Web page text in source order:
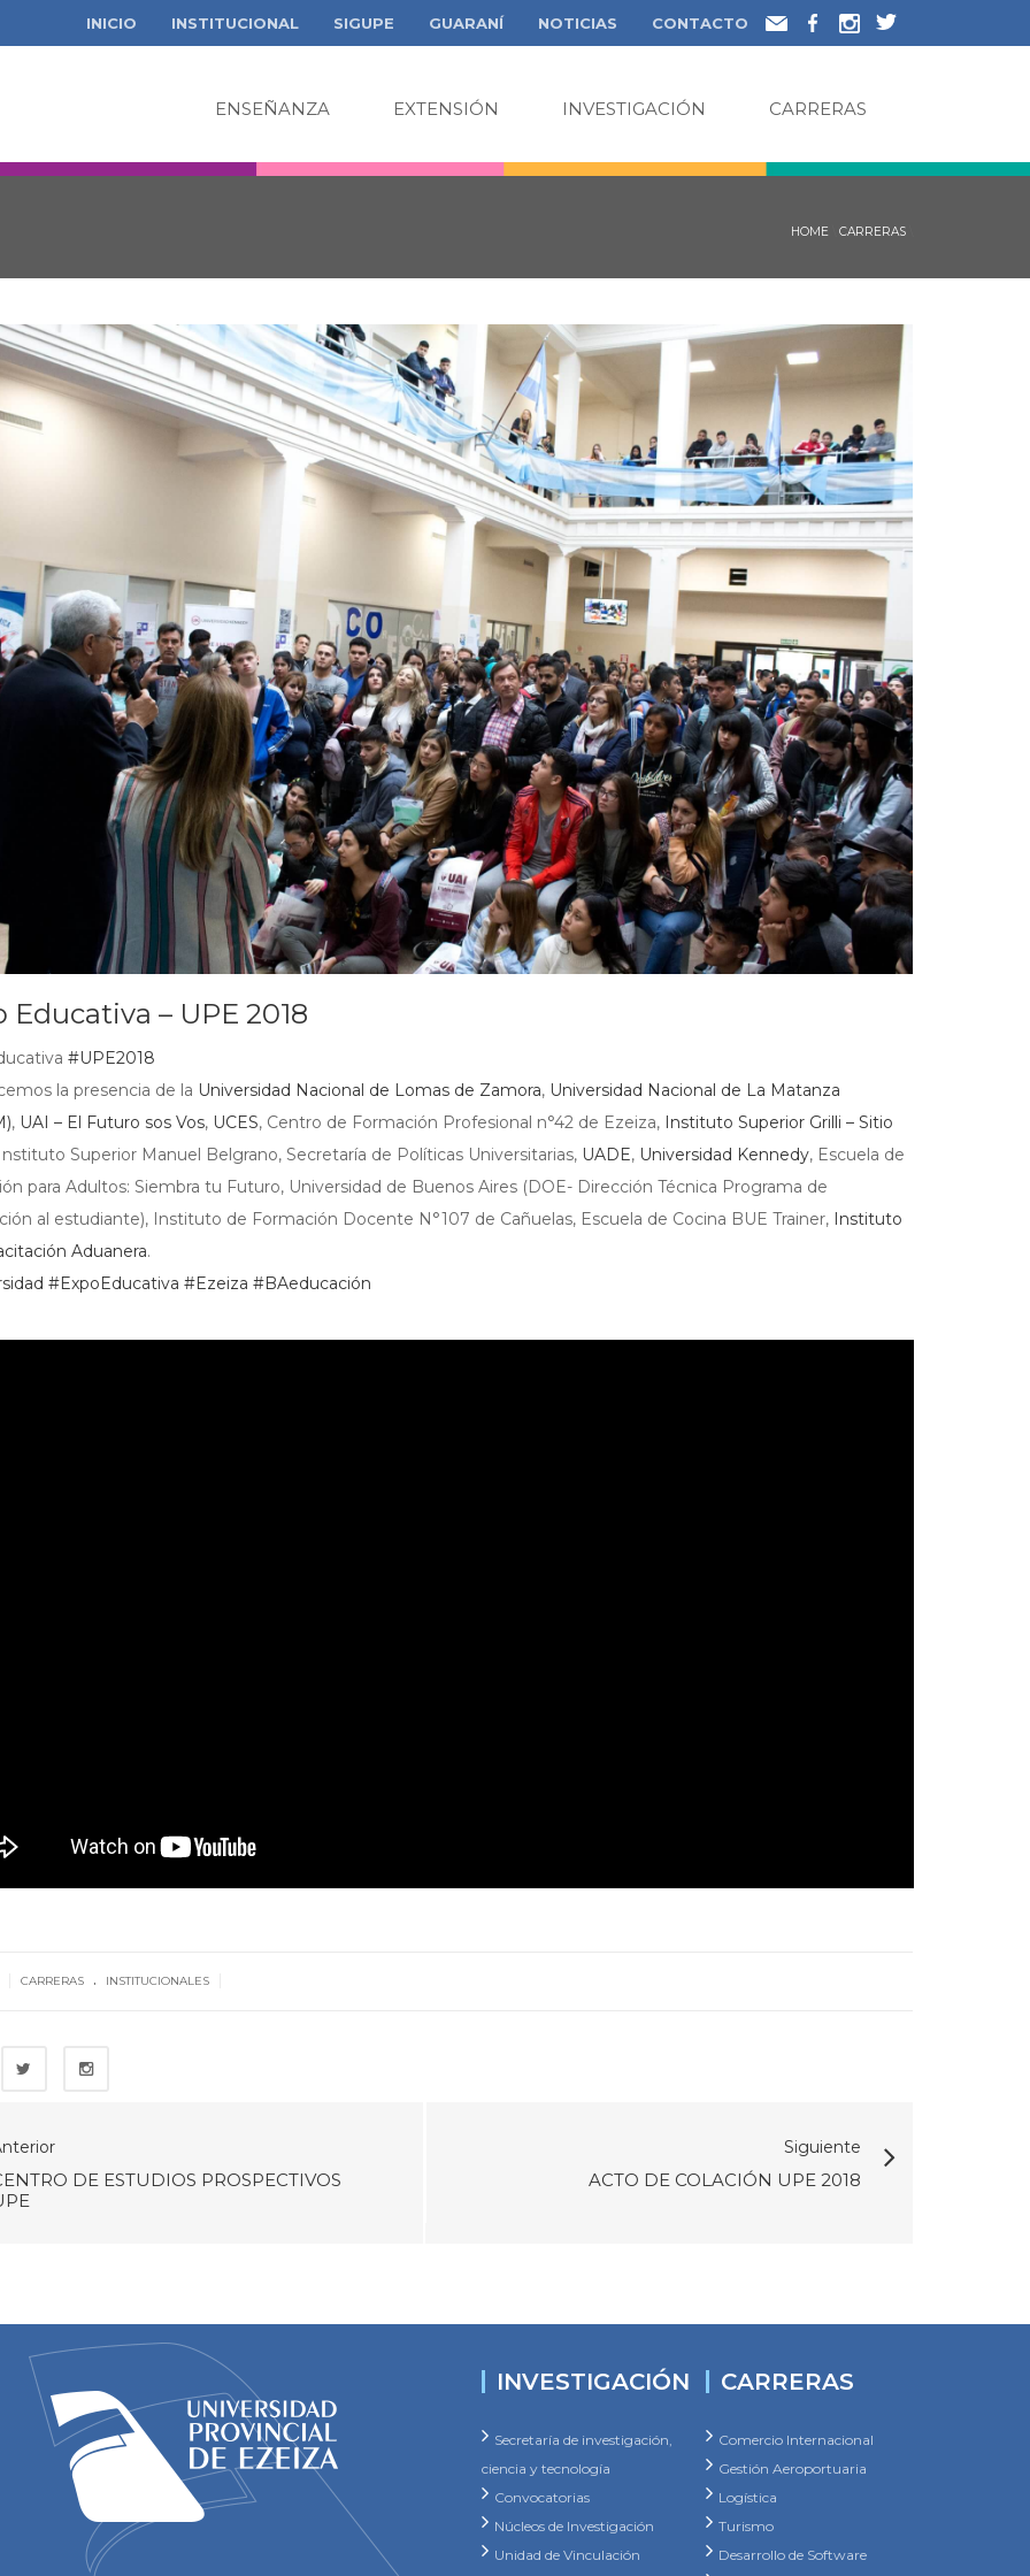
INICIO INSTITUCIONAL SIGUPE GUARANÍ NOTICIAS CONTACTO
ENSEÑANZA EXTENSIÓN INVESTIGACIÓN CARRERAS
HOME CARRERAS
Educativa – UPE 2018
#UPE2018
la presencia de la Universidad Nacional de Lomas de Zamora, Universidad Nacional de La Matanza
, UAI – El Futuro sos Vos, UCES, Centro de Formación Profesional n°42 de Ezeiza, Instituto Superior Grilli – Sitio
Superior Manuel Belgrano, Secretaría de Políticas Universitarias, UADE, Universidad Kennedy, Escuela de
para Adultos: Siembra tu Futuro, Universidad de Buenos Aires (DOE- Dirección Técnica Programa de
al estudiante), Instituto de Formación Docente N°107 de Cañuelas, Escuela de Cocina BUE Trainer, Instituto
Aduanera.
#ExpoEducativa #Ezeiza #BAeducación
CARRERAS . INSTITUCIONALES
DE ESTUDIOS PROSPECTIVOS
Siguiente
ACTO DE COLACIÓN UPE 2018
INVESTIGACIÓN
Secretaría de investigación,
ciencia y tecnología
Convocatorias
Núcleos de Investigación
Unidad de Vinculación
CARRERAS
Comercio Internacional
Gestión Aeroportuaria
Logística
Turismo
Desarrollo de Software